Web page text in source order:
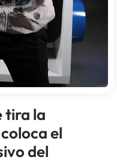
tira la
el
del